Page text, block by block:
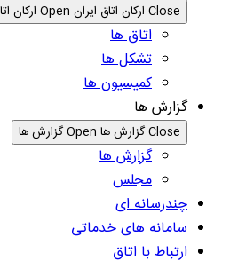
Close ارکان اتاق ایران Open ارکان اتاق ایران
اتاق ها
تشکل ها
کمیسیون ها
گزارش ها
Close گزارش ها Open گزارش ها
گزارش ها
مجلس
چندرسانه ای
سامانه های خدماتی
ارتباط با اتاق